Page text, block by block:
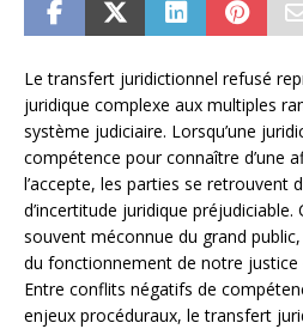
Le transfert juridictionnel refusé
juridique complexe aux multiples
système judiciaire. Lorsqu’une
compétence pour connaître d’une
l’accepte, les parties se retrouvent
d’incertitude juridique
souvent méconnue du grand
du fonctionnement de notre justice
Entre conflits négatifs de
enjeux procéduraux, le transfert